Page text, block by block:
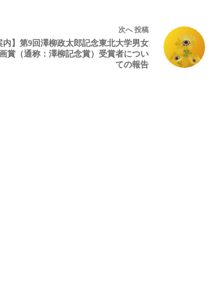
次へ投稿
内】第9回澤柳政太郎記念東北大学男女
賞（通称：澤柳記念賞）受賞者につい
ての報告